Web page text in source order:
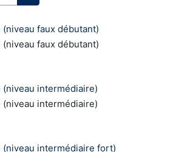
Rechercher des cours
faux débutant)
faux débutant)
intermédiaire)
intermédiaire)
(niveau intermédiaire fort)